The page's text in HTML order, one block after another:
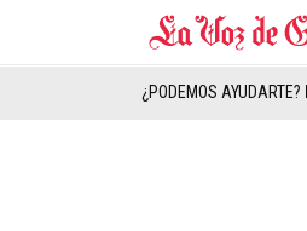
¿PODEMOS AYUDARTE?